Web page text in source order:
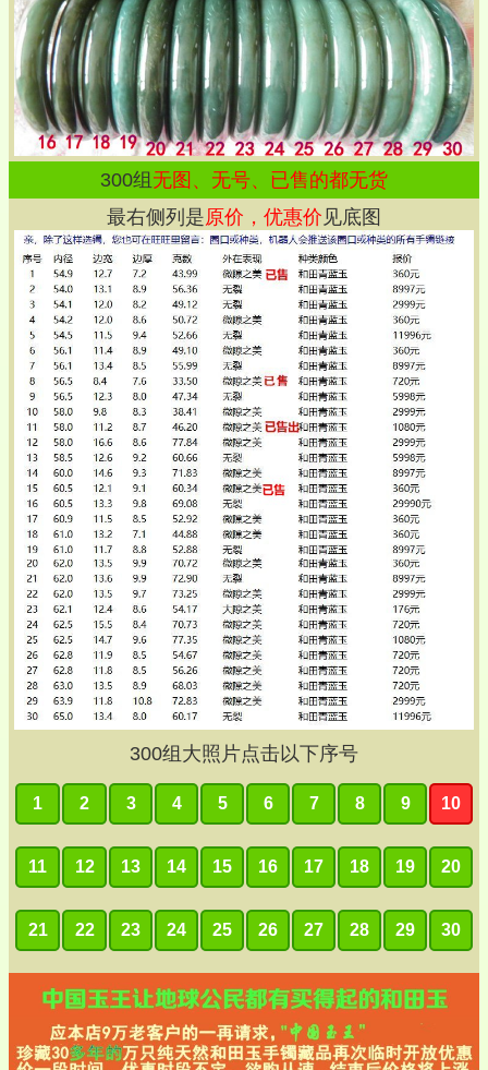
300组 无图、无号、已售的都无货
最右侧列是原价，优惠价 见底图
300组大照片点击以下序号
1 2 3 4 5 6 7 8 9 10
11 12 13 14 15 16 17 18 19 20
21 22 23 24 25 26 27 28 29 30